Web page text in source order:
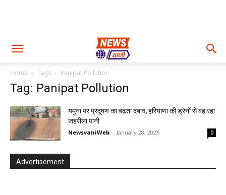
Home Tags Panipat Pollution
Tag: Panipat Pollution
यमुना पर प्रदूषण का बढ़ता दबाव, हरियाणा की ड्रेनों से बह रहा
जहरीला पानी
NewsvaniWeb - January 28, 2026 0
Advertisement